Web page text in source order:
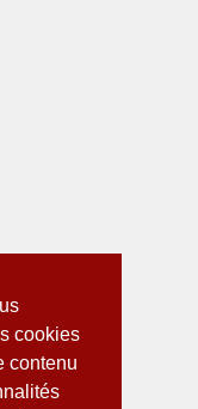
cookies
contenu